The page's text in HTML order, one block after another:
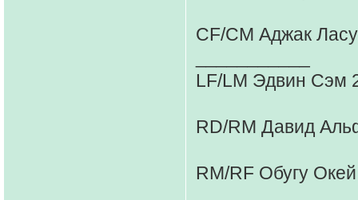
CF/CM Аджак
LF/LM Эдвин Сэм
RD/RM Давид
RM/RF Обугу